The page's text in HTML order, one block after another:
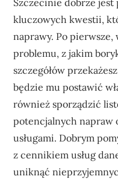
Szczecinie dobrze
kluczowych kwestii,
naprawy. Po pierwsze,
problemu, z jakim
szczegółów
będzie mu postawić
również sporządzić
potencjalnych napraw
usługami. Dobrym
z cennikiem usług
uniknąć